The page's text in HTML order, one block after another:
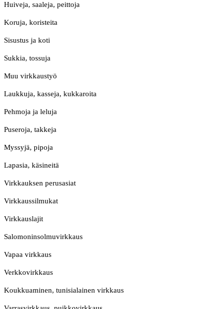
Huiveja, saaleja, peittoja
Koruja, koristeita
Sisustus ja koti
Sukkia, tossuja
Muu virkkaustyö
Laukkuja, kasseja, kukkaroita
Pehmoja ja leluja
Puseroja, takkeja
Myssyjä, pipoja
Lapasia, käsineitä
Virkkauksen perusasiat
Virkkaussilmukat
Virkkauslajit
Salomoninsolmuvirkkaus
Vapaa virkkaus
Verkkovirkkaus
Koukkuaminen, tunisialainen virkkaus